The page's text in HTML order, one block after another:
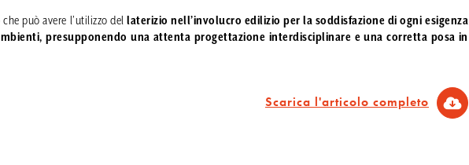
può avere l’utilizzo dellaterizio nell’involucro edilizio per la soddisfazione di ogni esigenza
presupponendo una attenta progettazione interdisciplinare e una corretta posa in
Scarica l'articolo completo